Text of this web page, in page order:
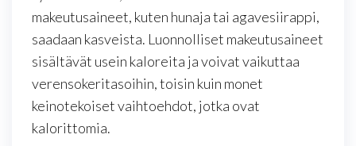
makeutusaineet, kuten hunaja tai agavesiirappi,
saadaan kasveista. Luonnolliset makeutusaineet
sisältävät usein kaloreita ja voivat vaikuttaa
verensokeritasoihin, toisin kuin monet
keinotekoiset vaihtoehdot, jotka ovat
kalorittomia.